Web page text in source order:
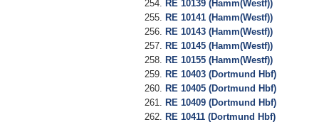
RE 10139 (Hamm(Westf))
RE 10141 (Hamm(Westf))
RE 10143 (Hamm(Westf))
RE 10145 (Hamm(Westf))
RE 10155 (Hamm(Westf))
RE 10403 (Dortmund Hbf)
RE 10405 (Dortmund Hbf)
RE 10409 (Dortmund Hbf)
RE 10411 (Dortmund Hbf)